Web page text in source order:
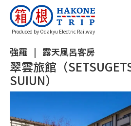
Produced by Odakyu Electric Railway
強羅 露天風呂客房
翠雲旅館（
SUIUN）